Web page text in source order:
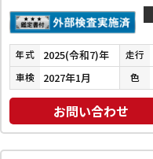
年式 2025(令和7)年 走行
車検 2027年1月 色
お問い合わせ